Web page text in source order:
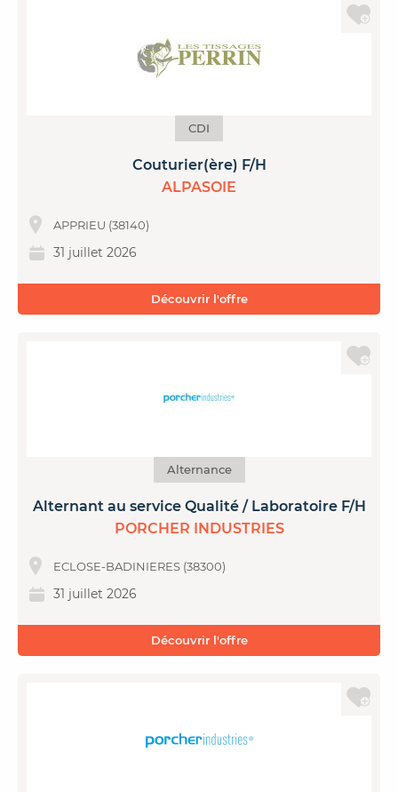
CDI
Couturier(ère) F/H
ALPASOIE
APPRIEU (38140)
31 juillet 2026
Découvrir l'offre
Alternance
Alternant au service Qualité / Laboratoire F/H
PORCHER INDUSTRIES
ECLOSE-BADINIERES (38300)
31 juillet 2026
Découvrir l'offre